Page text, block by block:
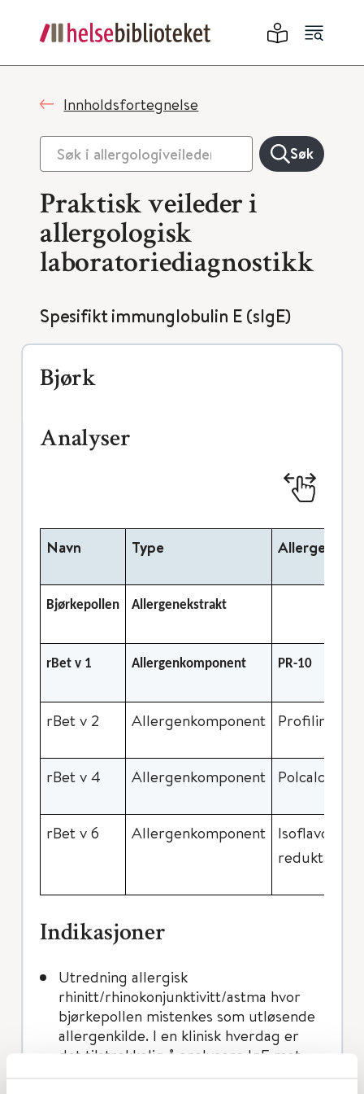
Innholdsfortegnelse
Søk
Praktisk veileder i
allergologisk
laboratoriediagnostikk
Spesifikt immunglobulin E (sIgE)
Bjørk
Analyser
Navn Type
Bjørkepollen Allergenekstrakt
rBet v 1 Allergenkomponent PR-10
rBet v 2 Allergenkomponent Profilin
rBet v 4 Allergenkomponent Polcalcin
rBet v 6 Allergenkomponent
Isoflavon
reduktase
Indikasjoner
Utredning allergisk
rhinitt/rhinokonjunktivitt/astma hvor
bjørkepollen mistenkes som utløsende
allergenkilde. I en klinisk hverdag er
det tilstrekkelig å analysere IgE mot
bjørkepollen.